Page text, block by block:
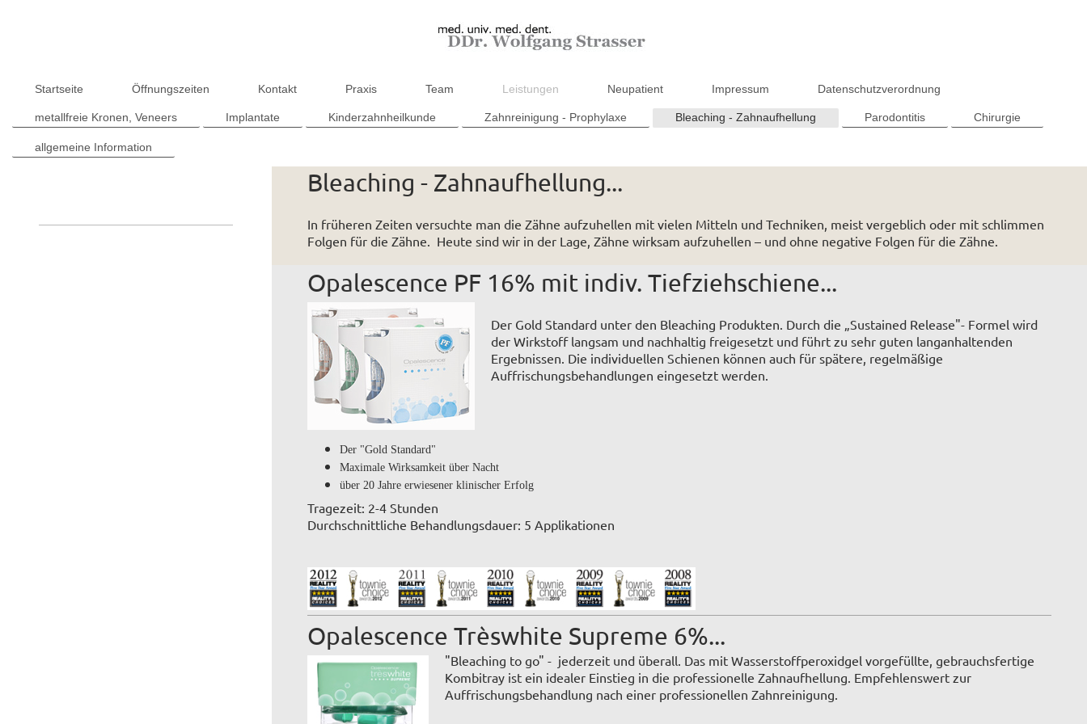
Startseite Öffnungszeiten Kontakt Praxis Team Leistungen Neupatient Impressum Datenschutzverordnung
metallfreie Kronen, Veneers Implantate Kinderzahnheilkunde Zahnreinigung - Prophylaxe Bleaching - Zahnaufhellung Parodontitis Chirurgie
allgemeine Information
Bleaching - Zahnaufhellung...
In früheren Zeiten versuchte man die Zähne aufzuhellen mit vielen Mitteln und Techniken, meist vergeblich oder mit schlimmen
Folgen für die Zähne. Heute sind wir in der Lage, Zähne wirksam aufzuhellen – und ohne negative Folgen für die Zähne.
Opalescence PF 16% mit indiv. Tiefziehschiene...
Der Gold Standard unter den Bleaching Produkten. Durch die „Sustained Release"- Formel wird
der Wirkstoff langsam und nachhaltig freigesetzt und führt zu sehr guten langanhaltenden
Ergebnissen. Die individuellen Schienen können auch für spätere, regelmäßige
Auffrischungsbehandlungen eingesetzt werden.
Der "Gold Standard"
Maximale Wirksamkeit über Nacht
über 20 Jahre erwiesener klinischer Erfolg
Tragezeit: 2-4 Stunden
Durchschnittliche Behandlungsdauer: 5 Applikationen
Opalescence Trèswhite Supreme 6%...
"Bleaching to go" - jederzeit und überall. Das mit Wasserstoffperoxidgel vorgefüllte, gebrauchsfertige
Kombitray ist ein idealer Einstieg in die professionelle Zahnaufhellung. Empfehlenswert zur
Auffrischungsbehandlung nach einer professionellen Zahnreinigung.